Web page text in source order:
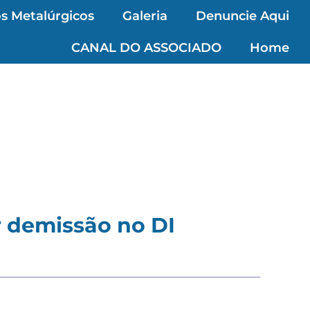
Metalúrgicos Galeria Denuncie Aqui
CANAL DO ASSOCIADO Home
no DI